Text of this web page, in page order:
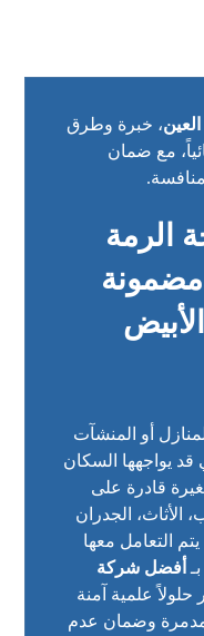
، خبرة وطرق
مع ضمان
الرمة
أو المنشآت
قد يواجهها السكان
قادرة على
الجدران
التعامل معها
أفضل شركة
حلولاً علمية آمنة
وضمان عدم